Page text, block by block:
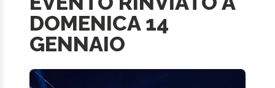
DOMENICA 14
GENNAIO